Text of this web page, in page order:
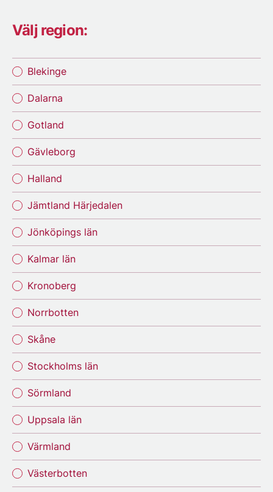
Välj region:
Blekinge
Dalarna
Gotland
Gävleborg
Halland
Jämtland Härjedalen
Jönköpings län
Kalmar län
Kronoberg
Norrbotten
Skåne
Stockholms län
Sörmland
Uppsala län
Värmland
Västerbotten